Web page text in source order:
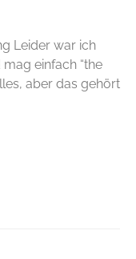
Leider war ich
einfach “the
aber das gehört